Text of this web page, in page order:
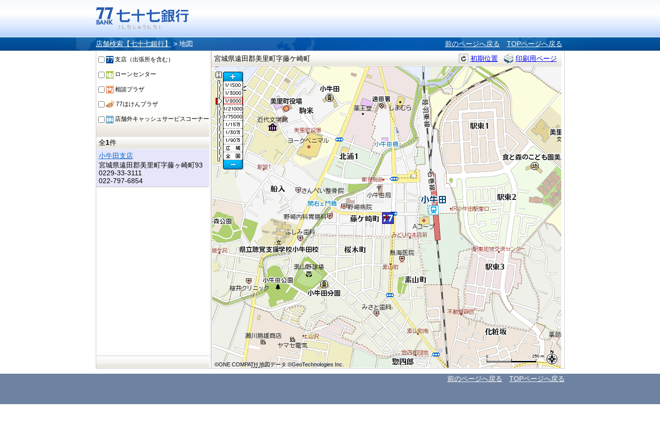
店舗検索【七十七銀行】 > 地図 前のページへ戻る TOPページへ戻る
支店（出張所を含む）
ローンセンター
相談プラザ
77ほけんプラザ
店舗外キャッシュサービスコーナー
全1件
小牛田支店
宮城県遠田郡美里町字藤ヶ崎町93
0229-33-3111
022-797-6854
宮城県遠田郡美里町字藤ケ崎町 初期位置 印刷用ページ
©ONE COMPATH 地図データ ©GeoTechnologies Inc.
©ONE COMPATH 地図データ ©GeoTechnologies Inc.
©ONE COMPATH 地図データ ©GeoTechnologies Inc.
©ONE COMPATH 地図データ ©GeoTechnologies Inc.
©ONE COMPATH 地図データ ©GeoTechnologies Inc.
©ONE COMPATH 地図データ ©GeoTechnologies Inc.
©ONE COMPATH 地図データ ©GeoTechnologies Inc.
©ONE COMPATH 地図データ ©GeoTechnologies Inc.
©ONE COMPATH 地図データ ©GeoTechnologies Inc.
前のページへ戻る TOPページへ戻る